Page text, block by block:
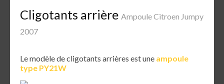
Cligotants arrière Ampoule Citroen Jumpy
2007
Le modèle de cligotants arrières est une ampoule
type PY21W